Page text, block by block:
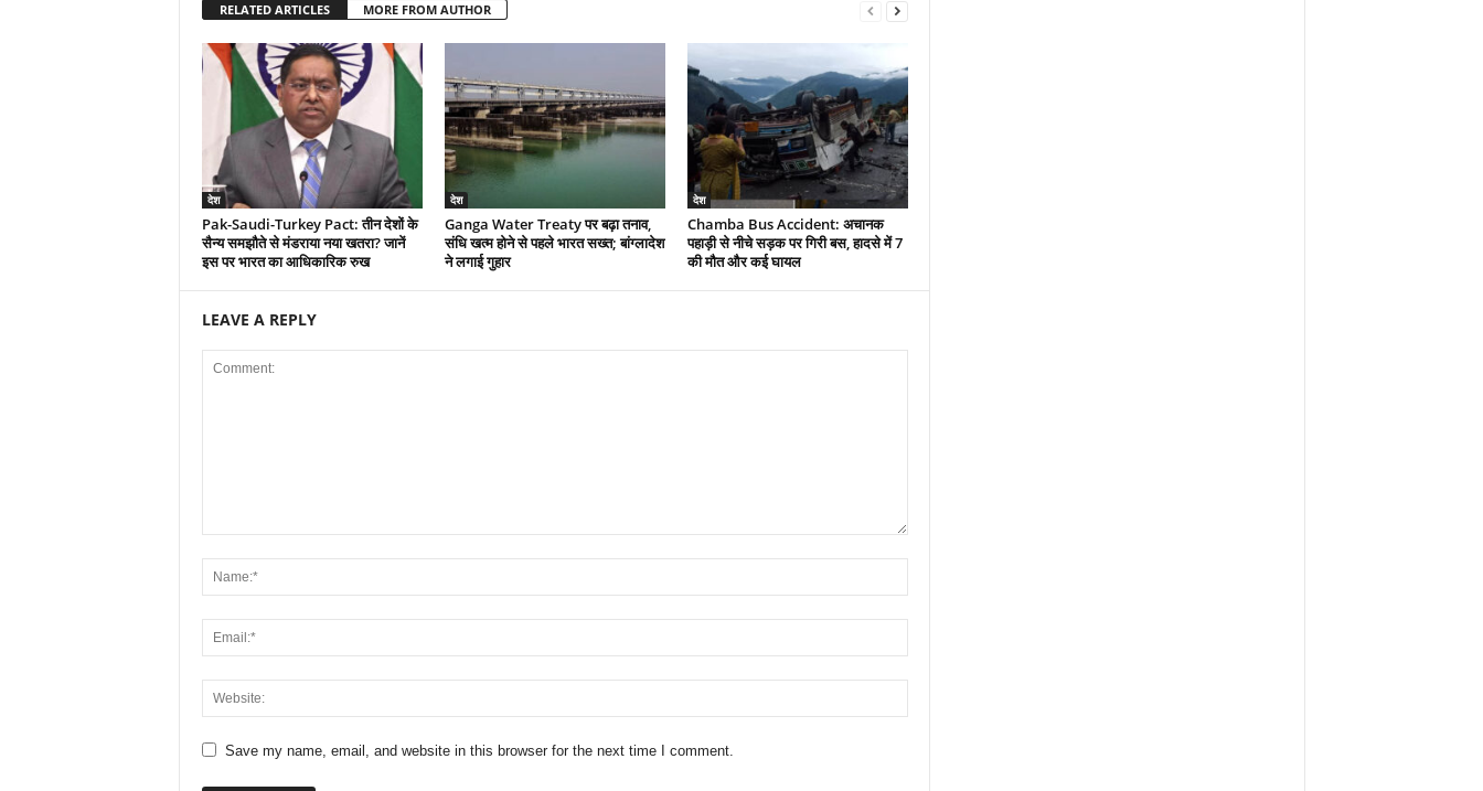
RELATED ARTICLES MORE FROM AUTHOR
देश
Pak-Saudi-Turkey Pact: तीन देशों के
सैन्य समझौते से मंडराया नया खतरा? जानें
इस पर भारत का आधिकारिक रुख
देश
Ganga Water Treaty पर बढ़ा तनाव,
संधि खत्म होने से पहले भारत सख्त; बांग्लादेश
ने लगाई गुहार
देश
Chamba Bus Accident: अचानक
पहाड़ी से नीचे सड़क पर गिरी बस, हादसे में 7
की मौत और कई घायल
LEAVE A REPLY
Save my name, email, and website in this browser for the next time I comment.